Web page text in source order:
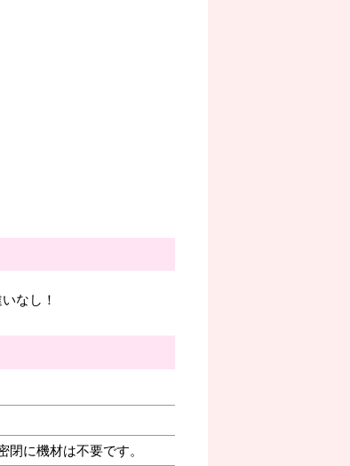
なし！
に機材は不要です。